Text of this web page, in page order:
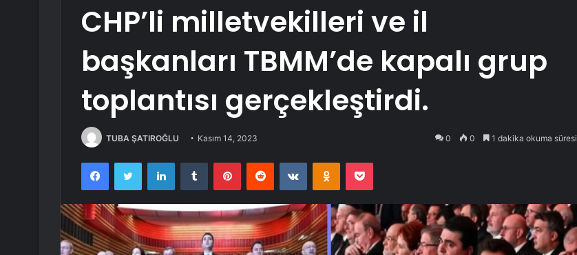
CHP’li milletvekilleri ve il
başkanları TBMM’de kapalı grup
toplantısı gerçekleştirdi.
TUBA ŞATIROĞLU Kasım 14, 2023 0 0 1 dakika okuma süresi
FacebookTwitter LinkedInTumblr PinterestReddit VKontakteOdnoklassniki
Pocket